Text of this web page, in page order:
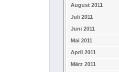
August 2011
Juli 2011
Juni 2011
Mai 2011
April 2011
März 2011